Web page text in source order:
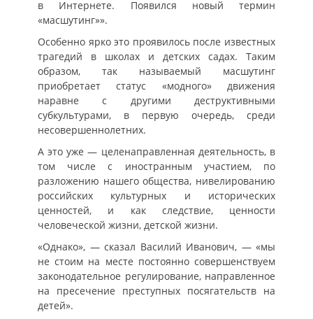
в Интернете. Появился новый термин
«масшутинг»».
Особенно ярко это проявилось после известных
трагедий в школах и детских садах. Таким
образом, так называемый масшутинг
приобретает статус «модного» движения
наравне с другими деструктивными
субкультурами, в первую очередь, среди
несовершеннолетних.
А это уже — целенаправленная деятельность, в
том числе с иностранным участием, по
разложению нашего общества, нивелированию
российских культурных и исторических
ценностей, и как следствие, ценности
человеческой жизни, детской жизни.
«Однако», — сказал Василий Иванович, — «мы
не стоим на месте постоянно совершенствуем
законодательное регулирование, направленное
на пресечение преступных посягательств на
детей».